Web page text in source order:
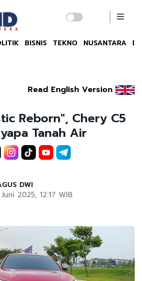
BISNIS TEKNO NUSANTARA
Read English Version
Reborn", Chery C5
Tanah Air
DWI
2025, 12:17 WIB